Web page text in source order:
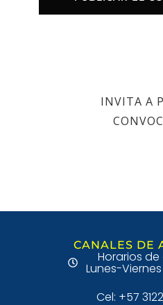
INVITA A
CANALES DE
Horarios
Lunes-
Cel: +57